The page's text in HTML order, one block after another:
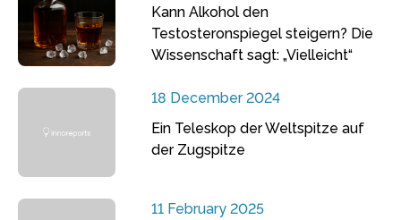
Kann Alkohol den
Testosteronspiegel steigern? Die
Wissenschaft sagt: „Vielleicht“
18 December 2024
Ein Teleskop der Weltspitze auf
der Zugspitze
11 February 2025